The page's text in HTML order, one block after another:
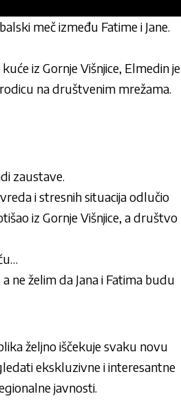
meč između Fatime i Jane.
iz Gornje Višnjice, Elmedin je
na društvenim mrežama.
zaustave.
i stresnih situacija odlučio
iz Gornje Višnjice, a društvo
ne želim da Jana i Fatima budu
željno iščekuje svaku novu
ekskluzivne i interesantne
javnosti.